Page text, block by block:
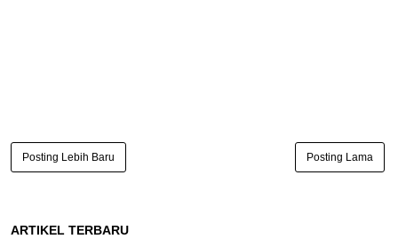
Posting Lebih Baru Posting Lama
ARTIKEL TERBARU